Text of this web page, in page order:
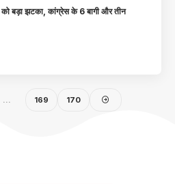
बड़ा झटका, कांग्रेस के 6 बागी और तीन
169 170